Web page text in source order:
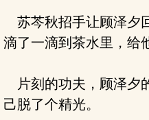
苏芩秋招手让顾泽夕
滴了一滴到茶水里，给
片刻的功夫，顾泽夕
己脱了个精光。